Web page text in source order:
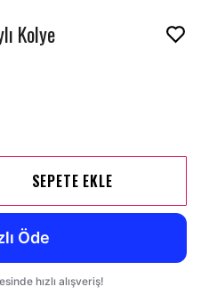
Kolye
SEPETE EKLE